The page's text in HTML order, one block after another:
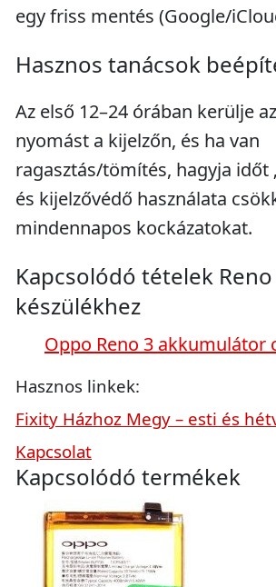
egy friss mentés (Google/
Hasznos tanácsok
Az első 12–24 órában kerülje
nyomást a kijelzőn, és ha van
ragasztás/tömítés, hagyja időt
és kijelzővédő használata
mindennapos kockázatokat.
Kapcsolódó tételek
készülékhez
Oppo Reno 3 akkumulátor
Hasznos linkek:
Fixity Házhoz Megy – esti és
Kapcsolat
Kapcsolódó termékek